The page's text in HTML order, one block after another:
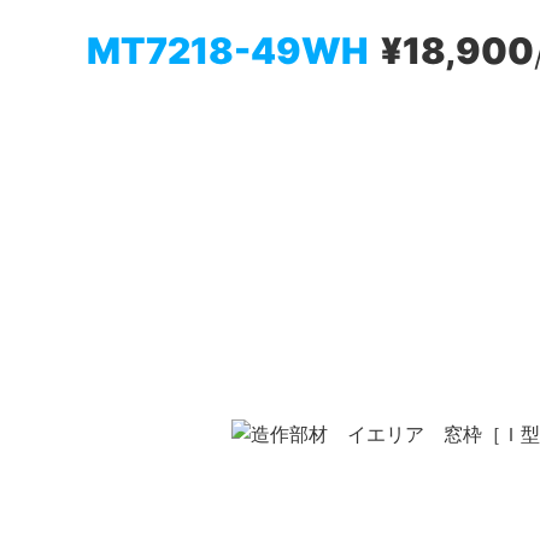
MT7218-49WH ¥18,900